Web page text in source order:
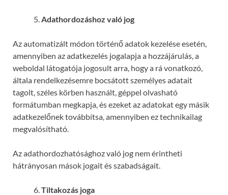
Adathordozáshoz való jog
Az automatizált módon történő adatok kezelése esetén,
amennyiben az adatkezelés jogalapja a hozzájárulás, a
weboldal látogatója jogosult arra, hogy a rá vonatkozó,
általa rendelkezésemre bocsátott személyes adatait
tagolt, széles körben használt, géppel olvasható
formátumban megkapja, és ezeket az adatokat egy másik
adatkezelőnek továbbítsa, amennyiben ez technikailag
megvalósítható.
Az adathordozhatósághoz való jog nem érintheti
hátrányosan mások jogait és szabadságait.
Tiltakozás joga